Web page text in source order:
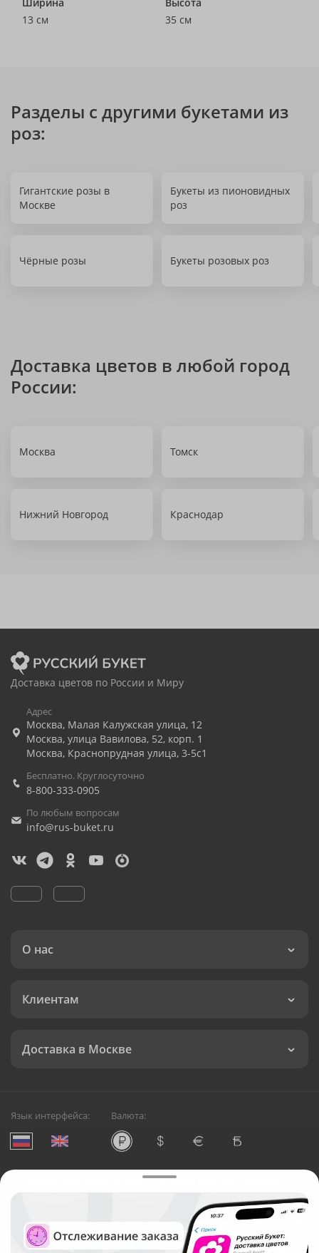
13 см
35 см
Разделы с другими букетами из
роз:
Гигантские розы в
Москве
Букеты из пионовидных
роз
Чёрные розы Букеты розовых роз
Доставка цветов в любой город
России:
Москва Томск
Нижний Новгород Краснодар
Доставка цветов по России и Миру
Адрес
Москва, Малая Калужская улица, 12
Москва, улица Вавилова, 52, корп. 1
Москва, Краснопрудная улица, 3-5с1
Бесплатно. Круглосуточно
8-800-333-0905
По любым вопросам
info@rus-buket.ru
О нас
Клиентам
Доставка в Москве
Язык интерфейса: Валюта:
Служба круглосуточной доставки цветов в Москве
Русский Букет, 2026
Общество с ограниченной ответственностью «Технология»
ОГРН: 1195476081745, ИНН: 5410081997
Юридический адрес: г. Новосибирск, ул. Ипподромская,